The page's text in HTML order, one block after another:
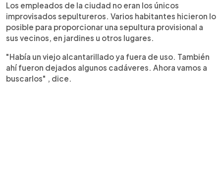
Los empleados de la ciudad no eran los únicos
improvisados sepultureros. Varios habitantes hicieron lo
posible para proporcionar una sepultura provisional a
sus vecinos, en jardines u otros lugares.
"Había un viejo alcantarillado ya fuera de uso. También
ahí fueron dejados algunos cadáveres. Ahora vamos a
buscarlos" , dice.